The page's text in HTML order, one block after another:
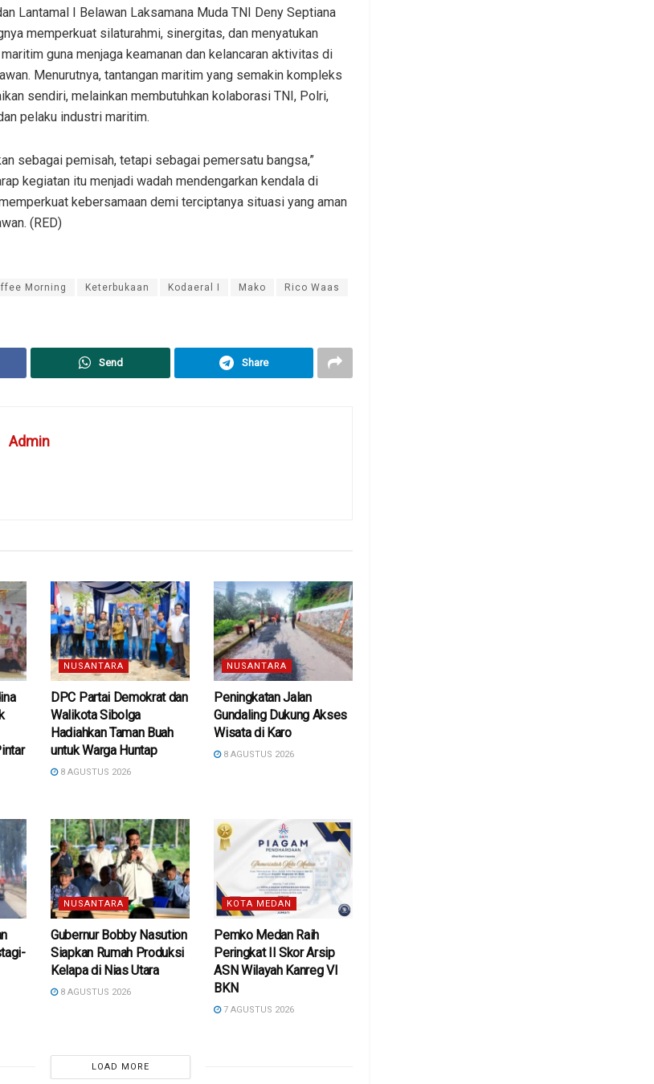
Lantamal I Belawan Laksamana Muda TNI Deny Septiana
memperkuat silaturahmi, sinergitas, dan menyatukan
guna menjaga keamanan dan kelancaran aktivitas di
Menurutnya, tantangan maritim yang semakin kompleks
sendiri, melainkan membutuhkan kolaborasi TNI, Polri,
pelaku industri maritim.
sebagai pemisah, tetapi sebagai pemersatu bangsa,”
kegiatan itu menjadi wadah mendengarkan kendala di
kebersamaan demi terciptanya situasi yang aman
(RED)
Morning Keterbukaan Kodaeral I Mako Rico Waas
Send Share
Admin
NUSANTARA
DPC Partai Demokrat dan
Walikota Sibolga
Hadiahkan Taman Buah
untuk Warga Huntap
8 AGUSTUS 2026
NUSANTARA
Peningkatan Jalan
Gundaling Dukung Akses
Wisata di Karo
8 AGUSTUS 2026
NUSANTARA
Gubernur Bobby Nasution
Siapkan Rumah Produksi
Kelapa di Nias Utara
8 AGUSTUS 2026
KOTA MEDAN
Pemko Medan Raih
Peringkat II Skor Arsip
ASN Wilayah Kanreg VI
BKN
7 AGUSTUS 2026
LOAD MORE